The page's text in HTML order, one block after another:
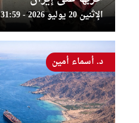
الإثنين 20 يوليو 2026 - 10:31:59
د. أسماء أمين